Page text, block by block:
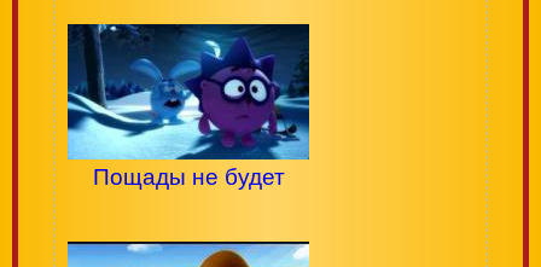
Пощады не будет